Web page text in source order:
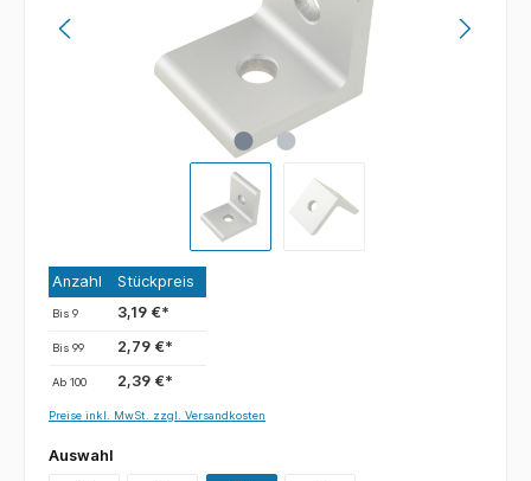
Anzahl Stückpreis
Bis9 3,19 €*
Bis99 2,79 €*
Ab100 2,39 €*
Preise inkl. MwSt. zzgl. Versandkosten
Auswahl